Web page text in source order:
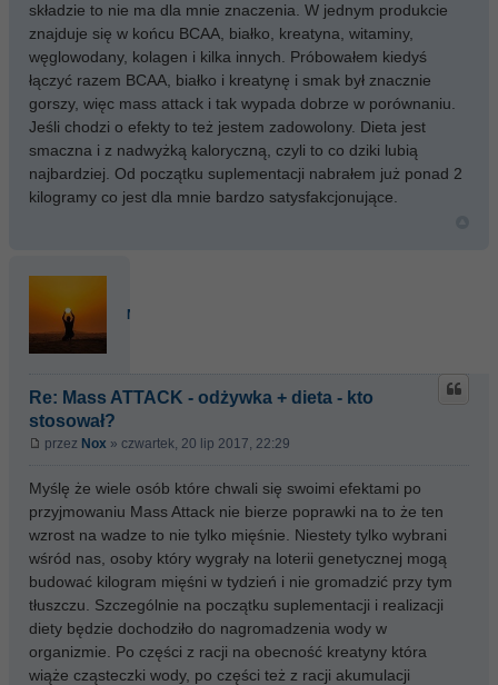
składzie to nie ma dla mnie znaczenia. W jednym produkcie
znajduje się w końcu BCAA, białko, kreatyna, witaminy,
węglowodany, kolagen i kilka innych. Próbowałem kiedyś
łączyć razem BCAA, białko i kreatynę i smak był znacznie
gorszy, więc mass attack i tak wypada dobrze w porównaniu.
Jeśli chodzi o efekty to też jestem zadowolony. Dieta jest
smaczna i z nadwyżką kaloryczną, czyli to co dziki lubią
najbardziej. Od początku suplementacji nabrałem już ponad 2
kilogramy co jest dla mnie bardzo satysfakcjonujące.
Nox
Re: Mass ATTACK - odżywka + dieta - kto
stosował?
przez Nox » czwartek, 20 lip 2017, 22:29
Myślę że wiele osób które chwali się swoimi efektami po
przyjmowaniu Mass Attack nie bierze poprawki na to że ten
wzrost na wadze to nie tylko mięśnie. Niestety tylko wybrani
wśród nas, osoby który wygrały na loterii genetycznej mogą
budować kilogram mięśni w tydzień i nie gromadzić przy tym
tłuszczu. Szczególnie na początku suplementacji i realizacji
diety będzie dochodziło do nagromadzenia wody w
organizmie. Po części z racji na obecność kreatyny która
wiąże cząsteczki wody, po części też z racji akumulacji